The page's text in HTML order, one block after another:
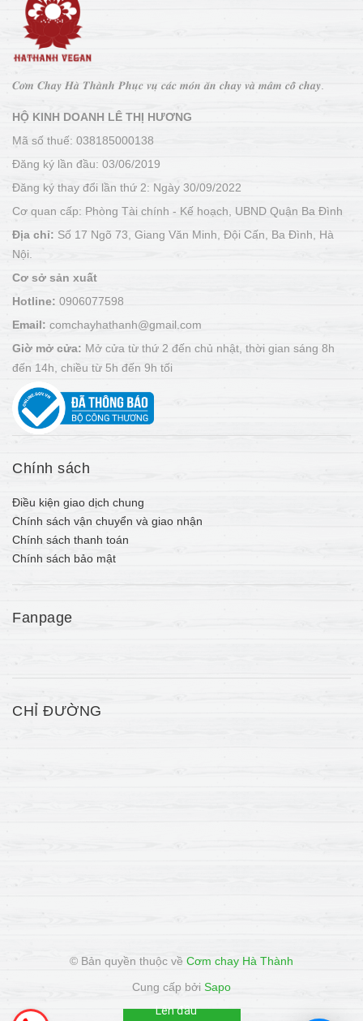
𝑪𝒐̛𝒎 𝑪𝒉𝒂𝒚 𝑯𝒂̀ 𝑻𝒉𝒂̀𝒏𝒉 𝑷𝒉𝒖̣𝒄 𝒗𝒖̣ 𝒄𝒂́𝒄 𝒎𝒐́𝒏 𝒂̆𝒏 𝒄𝒉𝒂𝒚 𝒗𝒂̀ 𝒎𝒂̂𝒎 𝒄𝒐̂̃ 𝒄𝒉𝒂𝒚.
HỘ KINH DOANH LÊ THỊ HƯƠNG
Mã số thuế: 038185000138
Đăng ký lần đầu: 03/06/2019
Đăng ký thay đổi lần thứ 2: Ngày 30/09/2022
Cơ quan cấp: Phòng Tài chính - Kế hoạch, UBND Quận Ba Đình
Địa chỉ: Số 17 Ngõ 73, Giang Văn Minh, Đội Cấn, Ba Đình, Hà
Nội.
Cơ sở sản xuất
Hotline: 0906077598
Email: comchayhathanh@gmail.com
Giờ mở cửa: Mở cửa từ thứ 2 đến chủ nhật, thời gian sáng 8h
đến 14h, chiều từ 5h đến 9h tối
Chính sách
Điều kiện giao dịch chung
Chính sách vận chuyển và giao nhận
Chính sách thanh toán
Chính sách bảo mật
Fanpage
CHỈ ĐƯỜNG
© Bản quyền thuộc về Cơm chay Hà Thành
Cung cấp bởi Sapo
Lên đầu